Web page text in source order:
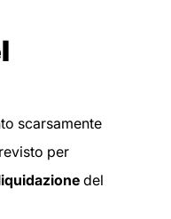
scarsamente
per
del